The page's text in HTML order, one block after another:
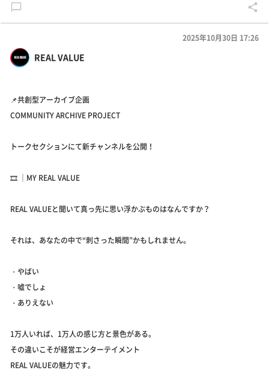
REAL VALUE
2025年10月30日 17:26
📌共創型アーカイブ企画
COMMUNITY ARCHIVE PROJECT
トークセクションにて新チャンネルを公開！
🎞️ ｜MY REAL VALUE
REAL VALUEと聞いて真っ先に思い浮かぶものはなんですか？
それは、あなたの中で“刺さった瞬間”かもしれません。
・やばい
・嘘でしょ
・ありえない
1万人いれば、1万人の感じ方と景色がある。
その違いこそが経営エンターテイメント
REAL VALUEの魅力です。